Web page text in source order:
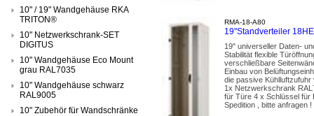
10" / 19" Wandgehäuse RKA
TRITON®
10" Netzwerkschrank-SET
DIGITUS
10" Wandgehäuse Eco Mount
grau RAL7035
10" Wandgehäuse schwarz
RAL9005
10" Zubehör für Wandschränke
RMA-18-A80
19"Standverteiler
19" universeller Daten-
Stabilität flexible
verschließbare
Einbau von
die passive
1x Netzwerkschrank
für Türe 4 x Schlüssel für
Spedition , bitte anfragen !